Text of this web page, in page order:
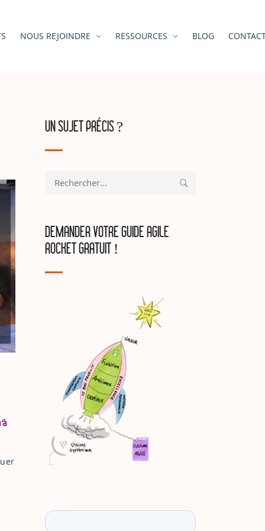
NOUS REJOINDRE RESSOURCES BLOG
UN SUJET PRÉCIS ?
Rechercher :
DEMANDER VOTRE GUIDE AGILE
ROCKET GRATUIT !